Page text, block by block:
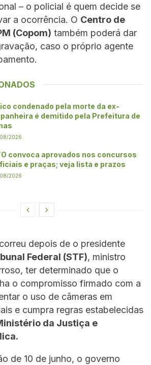
– o policial é quem decide se
a ocorrência. O Centro de
(Copom) também poderá dar
caso o próprio agente
condenado pela morte da ex-
é demitido pela Prefeitura de
2026
convoca aprovados nos concursos
e praças; veja lista e prazos
2026
depois de o presidente
Federal (STF), ministro
ter determinado que o
o compromisso firmado com a
o uso de câmeras em
e cumpra regras estabelecidas
da Justiça e
de 10 de junho, o governo